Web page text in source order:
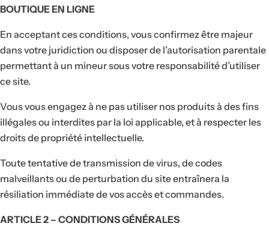
BOUTIQUE EN LIGNE
En acceptant ces conditions, vous confirmez être majeur
dans votre juridiction ou disposer de l’autorisation parentale
permettant à un mineur sous votre responsabilité d’utiliser
ce site.
Vous vous engagez à ne pas utiliser nos produits à des fins
illégales ou interdites par la loi applicable, et à respecter les
droits de propriété intellectuelle.
Toute tentative de transmission de virus, de codes
malveillants ou de perturbation du site entraînera la
résiliation immédiate de vos accès et commandes.
ARTICLE 2 – CONDITIONS GÉNÉRALES